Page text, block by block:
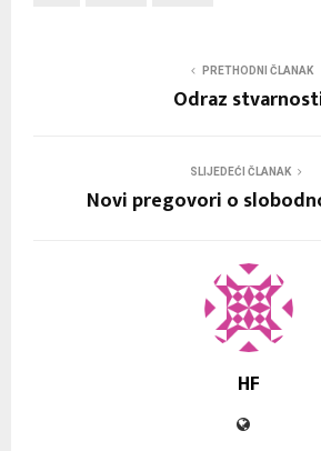
PRETHODNI ČLANAK
Odraz
SLIJEDEĆI ČLANAK
Novi pregovori o
HF